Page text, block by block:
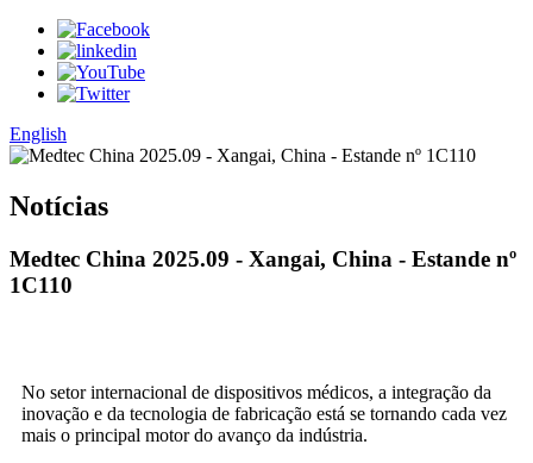
English
Notícias
Medtec China 2025.09 - Xangai, China - Estande nº
1C110
No setor internacional de dispositivos médicos, a integração da
inovação e da tecnologia de fabricação está se tornando cada vez
mais o principal motor do avanço da indústria.